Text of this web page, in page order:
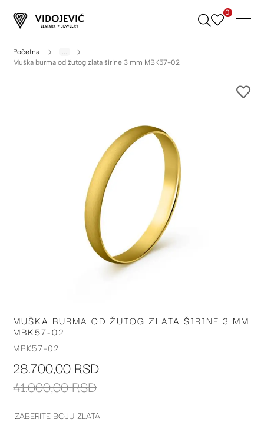
Skip
0
Početna
...
Muška burma od žutog zlata širine 3 mm MBK57-02
Skip
to
the
of
images
MUŠKA BURMA OD ŽUTOG ZLATA ŠIRINE 3 MM
MBK57-02
MBK57-02
28.700,00 RSD
41.000,00 RSD
IZABERITE BOJU ZLATA